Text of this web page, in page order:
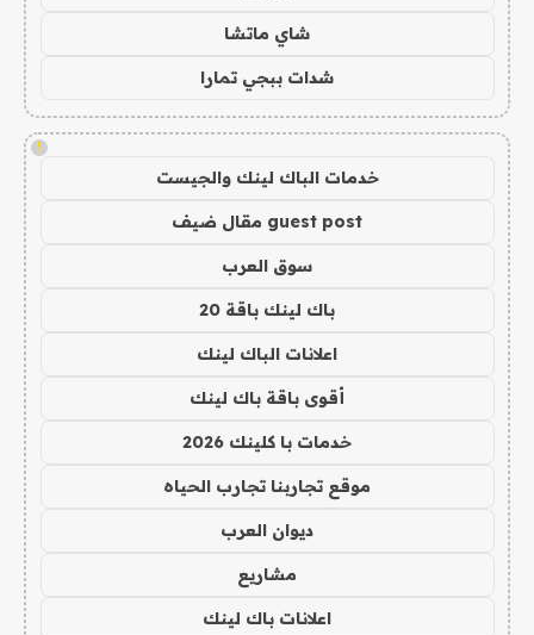
شاي ماتشا
شدات ببجي تمارا
!
خدمات الباك لينك والجيست
guest post مقال ضيف
سوق العرب
باك لينك باقة 20
اعلانات الباك لينك
أقوى باقة باك لينك
خدمات با كلينك 2026
موقع تجاربنا تجارب الحياه
ديوان العرب
مشاريع
اعلانات باك لينك